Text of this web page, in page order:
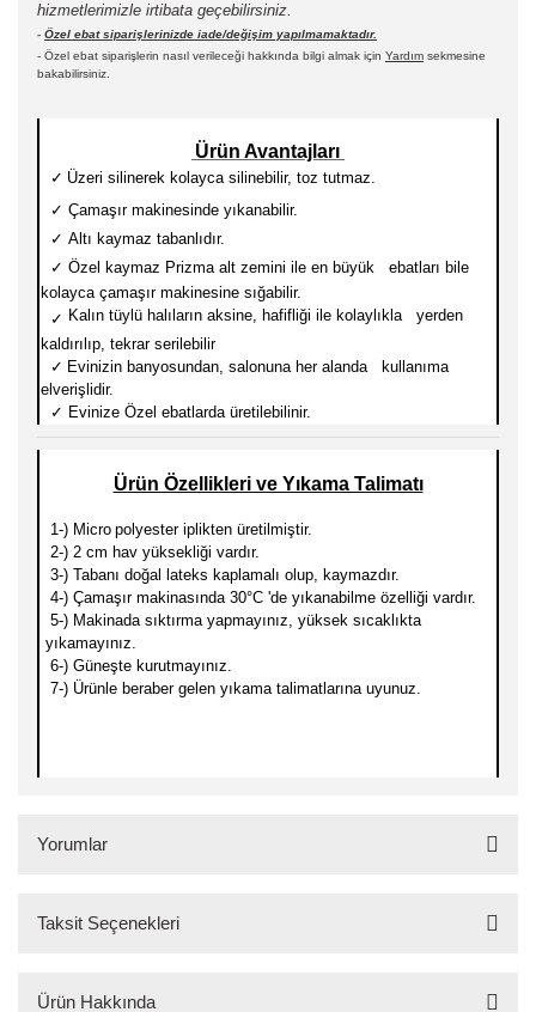
hizmetlerimizle irtibata geçebilirsiniz.
- Özel ebat siparişlerinizde iade/değişim yapılmamaktadır.
- Özel ebat siparişlerin nasıl verileceği hakkında bilgi almak için Yardım sekmesine
bakabilirsiniz.
Ürün Avantajları
✓ Üzeri silinerek kolayca silinebilir, toz tutmaz.
✓ Çamaşır makinesinde yıkanabilir.
✓ Altı kaymaz tabanlıdır.
✓ Özel kaymaz Prizma alt zemini ile en büyük ebatları bile
kolayca çamaşır makinesine sığabilir.
✓ Kalın tüylü halıların aksine, hafifliği ile kolaylıkla yerden
kaldırılıp, tekrar serilebilir
✓ Evinizin banyosundan, salonuna her alanda kullanıma
elverişlidir.
✓ Evinize Özel ebatlarda üretilebilinir.
Ürün Özellikleri ve Yıkama Talimatı
1-) Micro polyester iplikten üretilmiştir.
2-) 2 cm hav yüksekliği vardır.
3-) Tabanı doğal lateks kaplamalı olup, kaymazdır.
4-) Çamaşır makinasında 30°C 'de yıkanabilme özelliği vardır.
5-) Makinada sıktırma yapmayınız, yüksek sıcaklıkta
yıkamayınız.
6-) Güneşte kurutmayınız.
7-) Ürünle beraber gelen yıkama talimatlarına uyunuz.
Yorumlar
Taksit Seçenekleri
Ürün Hakkında